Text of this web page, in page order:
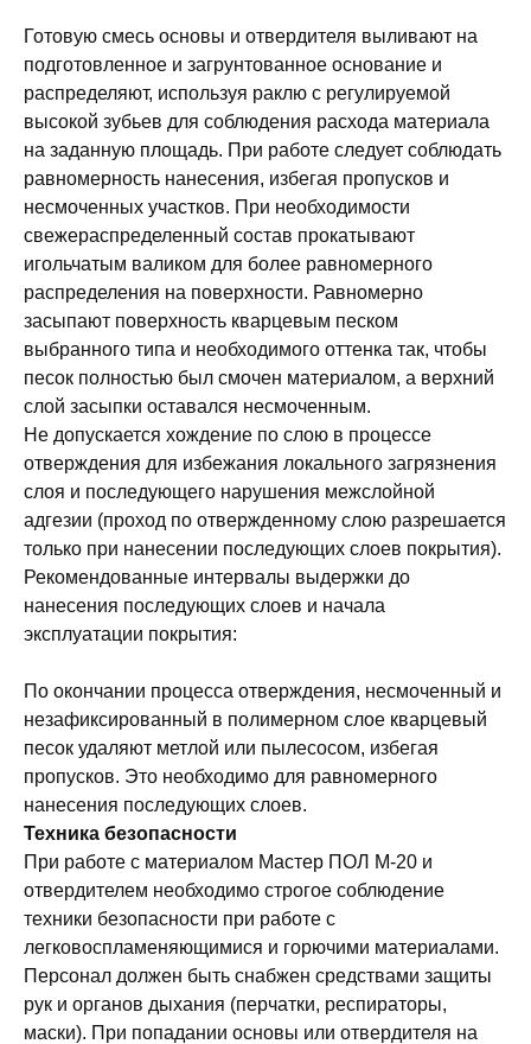
Готовую смесь основы и отвердителя выливают на
подготовленное и загрунтованное основание и
распределяют, используя раклю с регулируемой
высокой зубьев для соблюдения расхода материала
на заданную площадь. При работе следует соблюдать
равномерность нанесения, избегая пропусков и
несмоченных участков. При необходимости
свежераспределенный состав прокатывают
игольчатым валиком для более равномерного
распределения на поверхности. Равномерно
засыпают поверхность кварцевым песком
выбранного типа и необходимого оттенка так, чтобы
песок полностью был смочен материалом, а верхний
слой засыпки оставался несмоченным.
Не допускается хождение по слою в процессе
отверждения для избежания локального загрязнения
слоя и последующего нарушения межслойной
адгезии (проход по отвержденному слою разрешается
только при нанесении последующих слоев покрытия).
Рекомендованные интервалы выдержки до
нанесения последующих слоев и начала
эксплуатации покрытия:
По окончании процесса отверждения, несмоченный и
незафиксированный в полимерном слое кварцевый
песок удаляют метлой или пылесосом, избегая
пропусков. Это необходимо для равномерного
нанесения последующих слоев.
Техника безопасности
При работе с материалом Мастер ПОЛ М-20 и
отвердителем необходимо строгое соблюдение
техники безопасности при работе с
легковоспламеняющимися и горючими материалами.
Персонал должен быть снабжен средствами защиты
рук и органов дыхания (перчатки, респираторы,
маски). При попадании основы или отвердителя на